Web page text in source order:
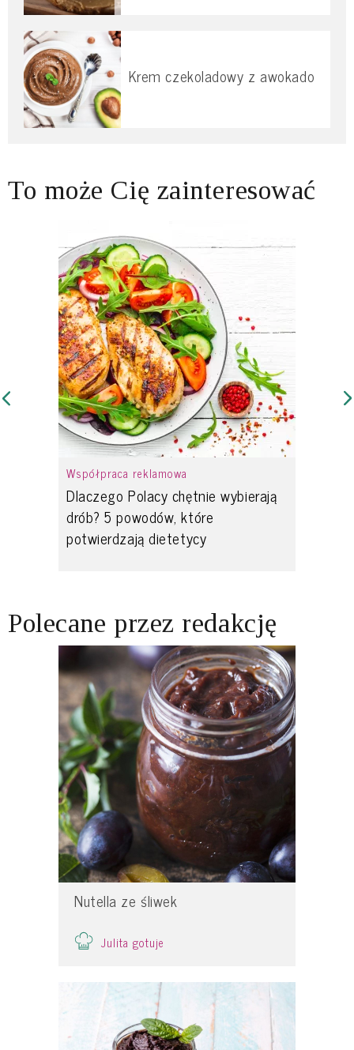
Krem czekoladowy z awokado
To może Cię zainteresować
Współpraca reklamowa
Dlaczego Polacy chętnie wybierają
drób? 5 powodów, które
potwierdzają dietetycy
Polecane przez redakcję
Nutella ze śliwek
Julita gotuje